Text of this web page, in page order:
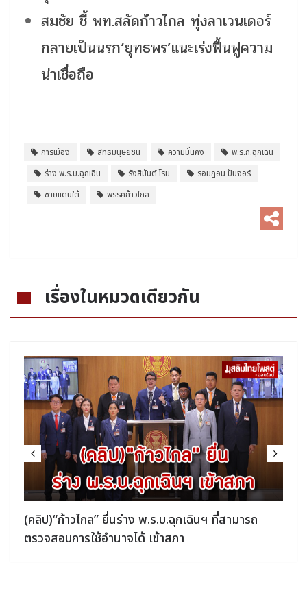
สมชัย ชี้ พท.สลัดก้าวไกล ทุ่งลาเวนเดอร์
กลายเป็นนรก‘ยุทธพร’แนะเร่งฟื้นฟูความ
น่าเชื่อถือ
การเมือง สิทธิมนุษยชน ความมั่นคง
พ.ร.ก.ฉุกเฉิน
ร่าง พ.ร.บ.ฉุกเฉิน
รังสิมันต์ โรม
รอมฎอน ปันจอร์
ชายแดนใต้
พรรคก้าวไกล
เรื่องในหมวดเดียวกัน
ด่วน! "พิธา" ลาออกหัวหน้าพรรคก้าวไกล